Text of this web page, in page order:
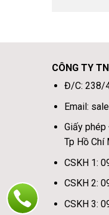
CÔNG TY
Đ/C: 238/
Email:
Giấy
Tp Hồ
CSKH 1:
CSKH 2:
CSKH 3: